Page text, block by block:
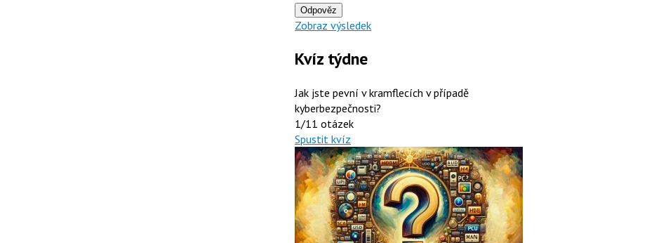
Odpověz
Zobraz výsledek
Kvíz týdne
Jak jste pevní v kramflecích v případě
kyberbezpečnosti?
1/11 otázek
Spustit kvíz